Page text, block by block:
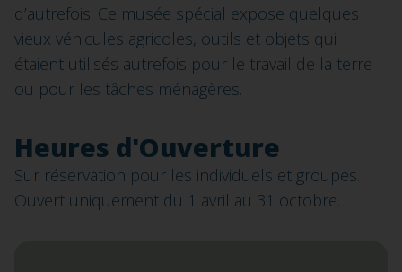
d’autrefois. Ce musée spécial expose quelques
vieux véhicules agricoles, outils et objets qui
étaient utilisés autrefois pour le travail de la terre
ou pour les tâches ménagères.
Heures d'Ouverture
Sur réservation pour les individuels et groupes.
Ouvert uniquement du 1 avril au 31 octobre.